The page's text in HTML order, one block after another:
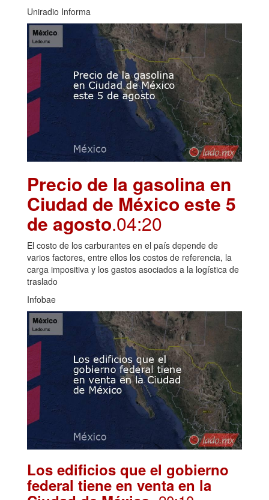
Uniradio Informa
Precio de la gasolina en
Ciudad de México este 5
de agosto.04:20
El costo de los carburantes en el país depende de
varios factores, entre ellos los costos de referencia, la
carga impositiva y los gastos asociados a la logística de
traslado
Infobae
Los edificios que el gobierno
federal tiene en venta en la